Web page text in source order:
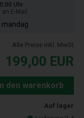
Uhr
E-Mail
mandag
Alle Preise inkl. MwSt
199,00 EUR
den warenkorb
Auf lager